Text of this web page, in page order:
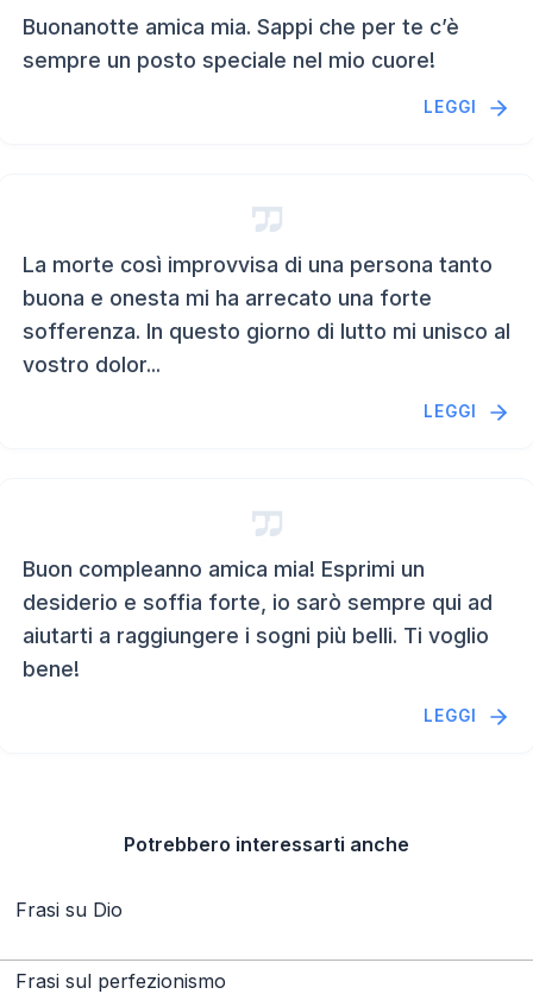
Buonanotte amica mia. Sappi che per te c’è
sempre un posto speciale nel mio cuore!
LEGGI
La morte così improvvisa di una persona tanto
buona e onesta mi ha arrecato una forte
sofferenza. In questo giorno di lutto mi unisco al
vostro dolor...
LEGGI
Buon compleanno amica mia! Esprimi un
desiderio e soffia forte, io sarò sempre qui ad
aiutarti a raggiungere i sogni più belli. Ti voglio
bene!
LEGGI
Potrebbero interessarti anche
Frasi su Dio
Frasi sul perfezionismo